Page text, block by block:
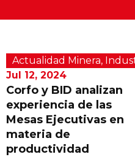
Actualidad Minera
Minería Superficie
Minerí­a Subterránea
Proveedores
Actualidad Minera,
Jul 12, 2024
Corfo y BID analizan
experiencia de las
Mesas Ejecutivas en
materia de
productividad